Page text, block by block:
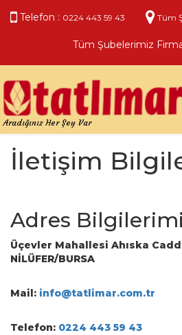
Telefon : 0224 443 59 43 Tüm
Tüm Şubelerimiz
Aradığınız Her Şey Var
İletişim
Adres
Üçevler Mahallesi Ahıska
NİLÜFER/BURSA
Mail: info@tatlimar.com.tr
Telefon: 0224 443 59 43